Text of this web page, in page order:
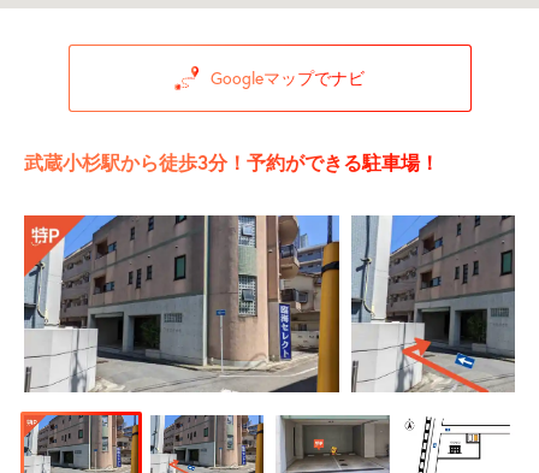
Googleマップでナビ
武蔵小杉駅から徒歩3分！予約ができる駐車場！